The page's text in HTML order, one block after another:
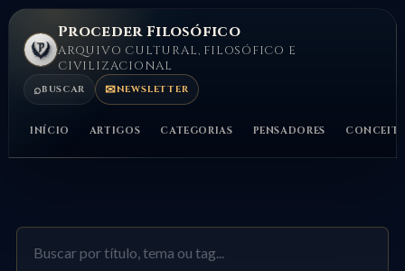
Proceder Filosófico
ARQUIVO CULTURAL, FILOSÓFICO E
CIVILIZACIONAL
⌕BUSCAR ✉NEWSLETTER
INÍCIO ARTIGOS CATEGORIAS PENSADORES